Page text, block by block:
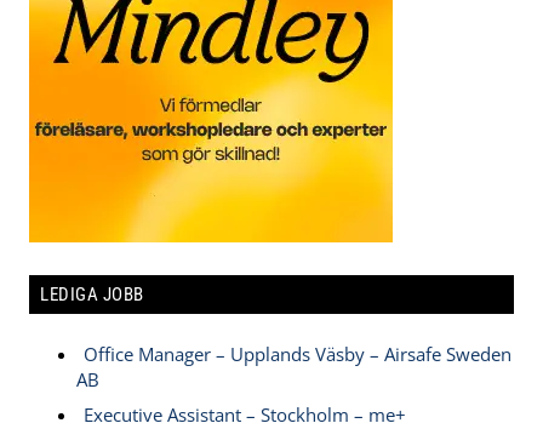
LEDIGA JOBB
Office Manager – Upplands Väsby – Airsafe Sweden
AB
Executive Assistant – Stockholm – me+